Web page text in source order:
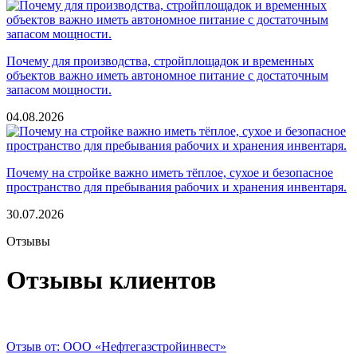
Почему для производства, стройплощадок и временных
объектов важно иметь автономное питание с достаточным
запасом мощности.
04.08.2026
Почему на стройке важно иметь тёплое, сухое и безопасное
пространство для пребывания рабочих и хранения инвентаря.
30.07.2026
Отзывы
Отзывы клиентов
Отзыв от: ООО «Нефтегазстройинвест»